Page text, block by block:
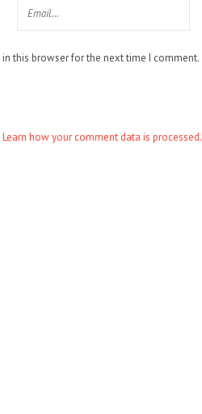
this browser for the next time I comment.
Learn how your comment data is processed.